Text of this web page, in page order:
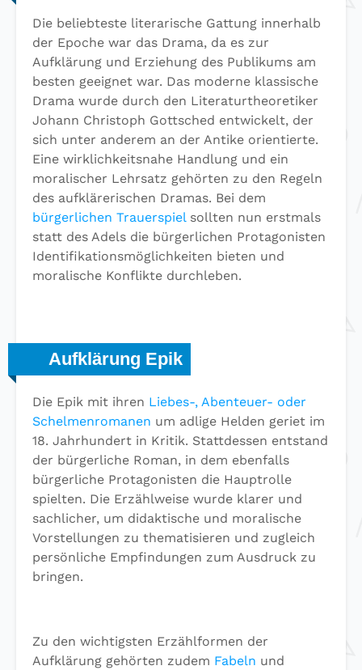
Die beliebteste literarische Gattung innerhalb
der Epoche war das Drama, da es zur
Aufklärung und Erziehung des Publikums am
besten geeignet war. Das moderne klassische
Drama wurde durch den Literaturtheoretiker
Johann Christoph Gottsched entwickelt, der
sich unter anderem an der Antike orientierte.
Eine wirklichkeitsnahe Handlung und ein
moralischer Lehrsatz gehörten zu den Regeln
des aufklärerischen Dramas. Bei dem
bürgerlichen Trauerspielsollten nun erstmals
statt des Adels die bürgerlichen Protagonisten
Identifikationsmöglichkeiten bieten und
moralische Konflikte durchleben.
Aufklärung Epik
Die Epik mit ihren Liebes-, Abenteuer- oder
Schelmenromanen um adlige Helden geriet im
18. Jahrhundert in Kritik. Stattdessen entstand
der bürgerliche Roman, in dem ebenfalls
bürgerliche Protagonisten die Hauptrolle
spielten. Die Erzählweise wurde klarer und
sachlicher, um didaktische und moralische
Vorstellungen zu thematisieren und zugleich
persönliche Empfindungen zum Ausdruck zu
bringen.
Zu den wichtigsten Erzählformen der
Aufklärung gehörten zudem Fabeln und